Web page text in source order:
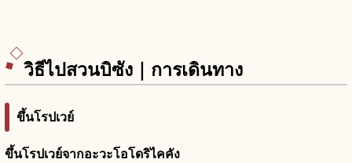
วิธีไปสวนบิซัง｜การเดินทาง
ขึ้นโรปเวย์
ขึ้นโรปเวย์จากอะวะโอโดริไคคัง